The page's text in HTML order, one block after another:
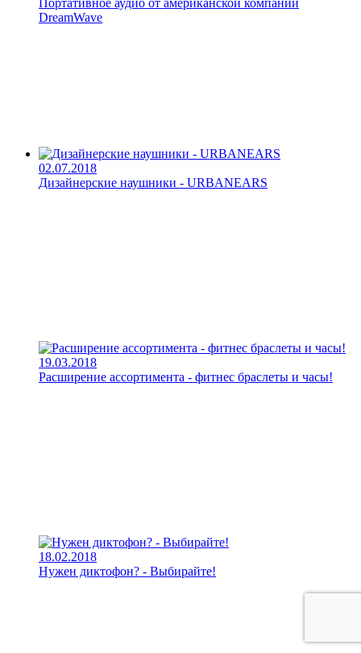
DreamWave
02.07.2018
Дизайнерские наушники - URBANEARS
19.03.2018
Расширение ассортимента - фитнес браслеты и часы!
18.02.2018
Нужен диктофон? - Выбирайте!